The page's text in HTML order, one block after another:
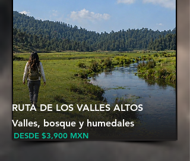
DESDE $3,900 MXN
RUTA DE LOS VALLES ALTOS
Valles, bosque y humedales